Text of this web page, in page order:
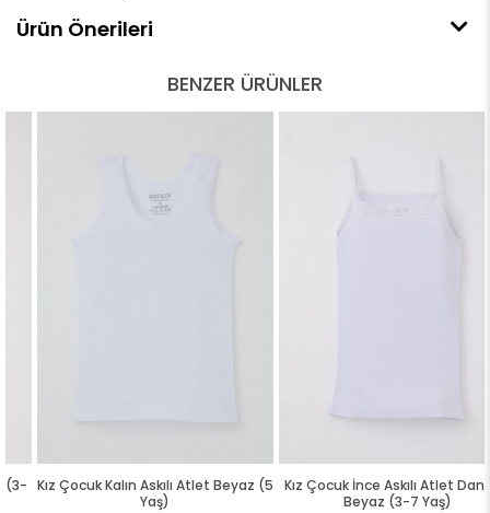
Ürün Önerileri
BENZER ÜRÜNLER
Kız Çocuk Kalın Askılı Atlet Beyaz (5
Kız Çocuk İnce Askılı Atlet Dantelli
Beyaz (3-7 Yaş)